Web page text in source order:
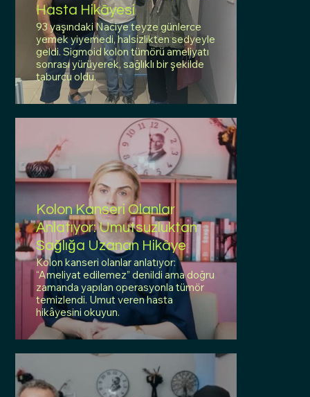
Hasta Hikâyesi
93 yaşındaki Naciye teyze günlerce
yemek yiyemedi, halsizlikten sedyeyle
geldi. Sigmoid kolon tümörü ameliyatı
sonrası yürüyerek, sağlıklı bir şekilde
taburcu oldu.
Kolon Kanseri Olanlar
Anlatıyor: Umutsuzluktan
Sağlığa Uzanan Hikâye
Kolon kanseri olanlar anlatıyor:
“Ameliyat edilemez” denildi ama doğru
zamanda yapılan operasyonla tümör
temizlendi. Umut veren hasta
hikâyesini okuyun.